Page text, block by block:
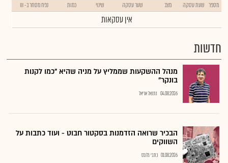
מספר שעת עסקה מצב שער עסקה שינוי כמות נפח מסחר ב- ₪
אין עסקאות
חדשות
מנהל ההשקעות שממליץ על מניה שהיא "כמו לקנות
בונקר"
04.08.2026 נתנאל אריאל
הבכיר שרואה הזדמנות בסקטור חבוט - ועוד כתבות על
השווקים
01.08.2026 כתבי גלובס